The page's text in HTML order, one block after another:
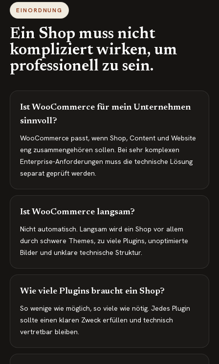
EINORDNUNG
Ein Shop muss nicht
kompliziert wirken, um
professionell zu sein.
Ist WooCommerce für mein Unternehmen
sinnvoll?
WooCommerce passt, wenn Shop, Content und Website
eng zusammengehören sollen. Bei sehr komplexen
Enterprise-Anforderungen muss die technische Lösung
separat geprüft werden.
Ist WooCommerce langsam?
Nicht automatisch. Langsam wird ein Shop vor allem
durch schwere Themes, zu viele Plugins, unoptimierte
Bilder und unklare technische Struktur.
Wie viele Plugins braucht ein Shop?
So wenige wie möglich, so viele wie nötig. Jedes Plugin
sollte einen klaren Zweck erfüllen und technisch
vertretbar bleiben.